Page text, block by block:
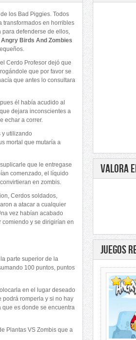
los Bad Piggies. Todos
transformados en horribles
para defenderse de ellos,
Angry Birds And Zombies
Cerdo Profesor dejó que
que por favor se
que antes lo consultara
él había acudido al
dejara inconscientes a
echar a correr.
y utilizando
mortal que mutaría a
que le entregase
comenzado, el líquido
en zombis.
Cerdos soldados,
a atacar a cualquier
vez habían acabado
y se dirigirían en
parte superior de la
100 puntos, puntos
en el lugar deseado
podrá romperla y si no hay
es donde se encuentra
Plantas VS Zombis que a
VALORA
JUEGOS